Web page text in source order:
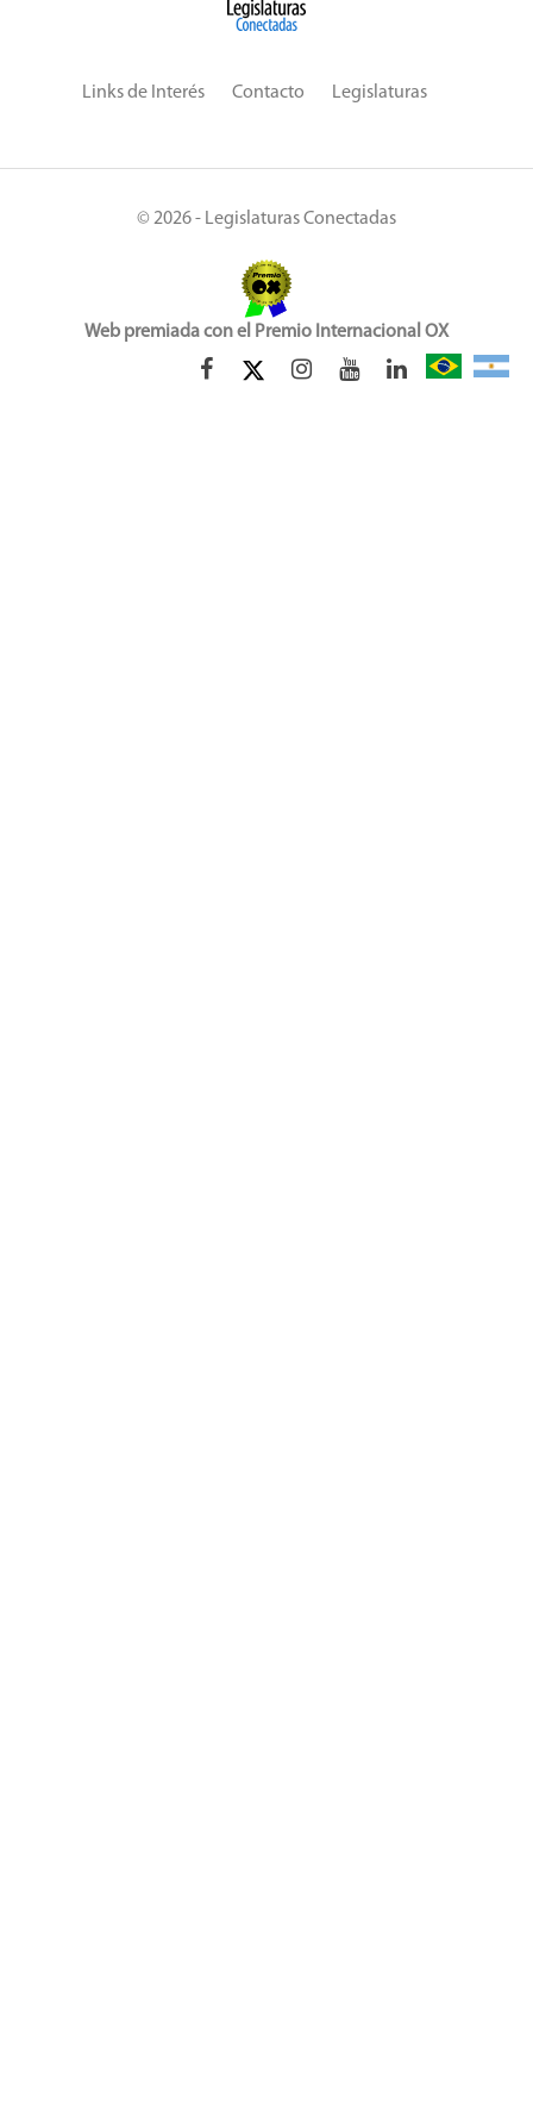
Links de Interés Contacto Legislaturas
© 2026 - Legislaturas Conectadas
Web premiada con el Premio Internacional OX